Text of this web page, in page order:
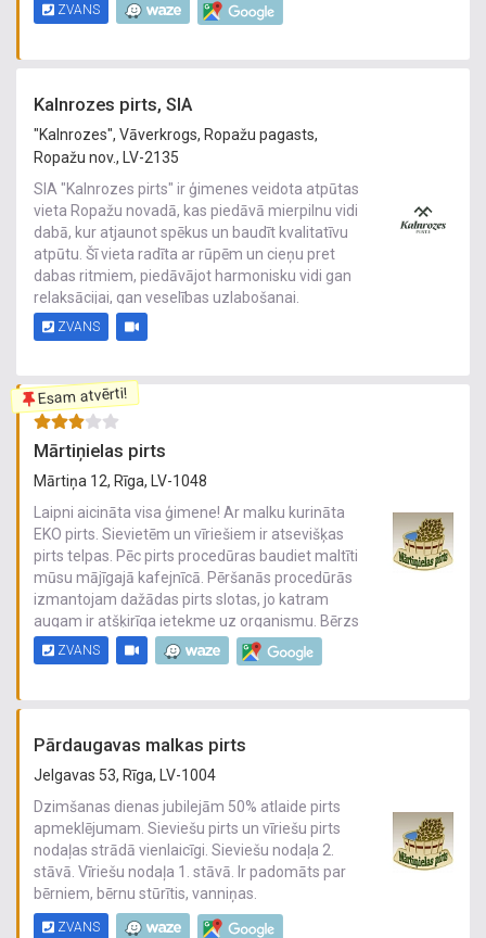
ZVANS
Kalnrozes pirts, SIA
"Kalnrozes", Vāverkrogs, Ropažu pagasts,
Ropažu nov., LV-2135
SIA "Kalnrozes pirts" ir ģimenes veidota atpūtas
vieta Ropažu novadā, kas piedāvā mierpilnu vidi
dabā, kur atjaunot spēkus un baudīt kvalitatīvu
atpūtu. Šī vieta radīta ar rūpēm un cieņu pret
dabas ritmiem, piedāvājot harmonisku vidi gan
relaksācijai, gan veselības uzlabošanai.
Saimnieki ar pieredzi medicīnā un dabas
atslēgties no ikdienas steigas un atjaunot
fizisko un emocionālo līdzsvaru.
ZVANS
Mārtiņielas pirts
Esam atvērti!
Mārtiņa 12, Rīga, LV-1048
Laipni aicināta visa ģimene! Ar malku kurināta
EKO pirts. Sievietēm un vīriešiem ir atsevišķas
pirts telpas. Pēc pirts procedūras baudiet maltīti
mūsu mājīgajā kafejnīcā. Pēršanās procedūrās
izmantojam dažādas pirts slotas, jo katram
augam ir atšķirīga ietekme uz organismu. Bērzs
ir lielisks attīrītājs, kas palīdz atslābināties. Ozols
palīdz samazināt asinsspiedienu un uzlabo
atjauno spēku. Raspodiņi rūpējas par sievietes
ZVANS
Pārdaugavas malkas pirts
Jelgavas 53, Rīga, LV-1004
Dzimšanas dienas jubilejām 50% atlaide pirts
apmeklējumam. Sieviešu pirts un vīriešu pirts
nodaļas strādā vienlaicīgi. Sieviešu nodaļa 2.
stāvā. Vīriešu nodaļa 1. stāvā. Ir padomāts par
bērniem, bērnu stūrītis, vanniņas.
ZVANS